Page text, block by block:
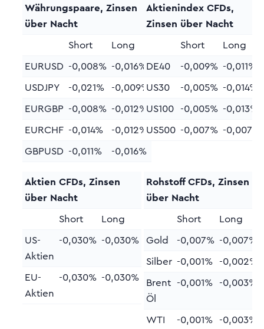
Währungspaare, Zinsen
über Nacht
Short Long
EURUSD -0,008% -0,016%
USDJPY -0,021% -0,009%
EURGBP -0,008% -0,012%
EURCHF -0,014% -0,012%
GBPUSD -0,011% -0,016%
Aktienindex CFDs,
Zinsen über Nacht
Short Long
DE40 -0,009% -0,011%
US30 -0,005% -0,014%
US100 -0,005% -0,013%
US500 -0,007% -0,007%
Aktien CFDs, Zinsen
über Nacht
Short Long
US-
Aktien
-0,030% -0,030%
EU-
Aktien
-0,030% -0,030%
Rohstoff CFDs, Zinsen
über Nacht
Short Long
Gold -0,007% -0,007%
Silber -0,001% -0,002%
Brent
Öl
-0,001% -0,003%
WTI
-0,001% -0,003%